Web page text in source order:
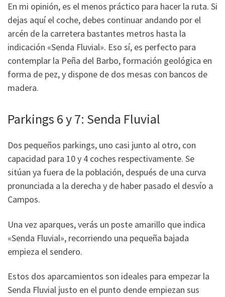
En mi opinión, es el menos práctico para hacer la ruta. Si
dejas aquí el coche, debes continuar andando por el
arcén de la carretera bastantes metros hasta la
indicación «Senda Fluvial». Eso sí, es perfecto para
contemplar la Peña del Barbo, formación geológica en
forma de pez, y dispone de dos mesas con bancos de
madera.
Parkings 6 y 7: Senda Fluvial
Dos pequeños parkings, uno casi junto al otro, con
capacidad para 10 y 4 coches respectivamente. Se
sitúan ya fuera de la población, después de una curva
pronunciada a la derecha y de haber pasado el desvío a
Campos.
Una vez aparques, verás un poste amarillo que indica
«Senda Fluvial», recorriendo una pequeña bajada
empieza el sendero.
Estos dos aparcamientos son ideales para empezar la
Senda Fluvial justo en el punto dende empiezan sus